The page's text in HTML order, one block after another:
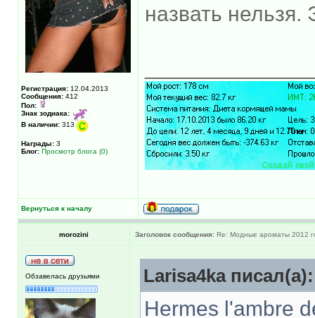
Регистрация: 12.04.2013
Сообщения: 412
Пол:
Знак зодиака:
В наличии: 313
Награды: 3
Блог: Просмотр блога (0)
назвать
Вернуться к началу
morozini Заголовок сообщения: Re: Модные ароматы 2012
Обзавелась друзьями Larisa4ka писал(а):
Hermes l'ambre